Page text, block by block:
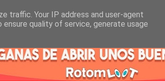
traffic. Your IP address and user-agent
quality of service, generate usage